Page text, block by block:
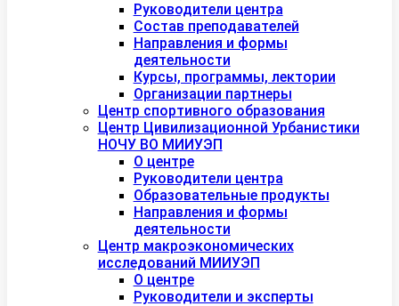
Руководители центра
Состав преподавателей
Направления и формы
деятельности
Курсы, программы, лектории
Организации партнеры
Центр спортивного образования
Центр Цивилизационной Урбанистики
НОЧУ ВО МИИУЭП
О центре
Руководители центра
Образовательные продукты
Направления и формы
деятельности
Центр макроэкономических
исследований МИИУЭП
О центре
Руководители и эксперты